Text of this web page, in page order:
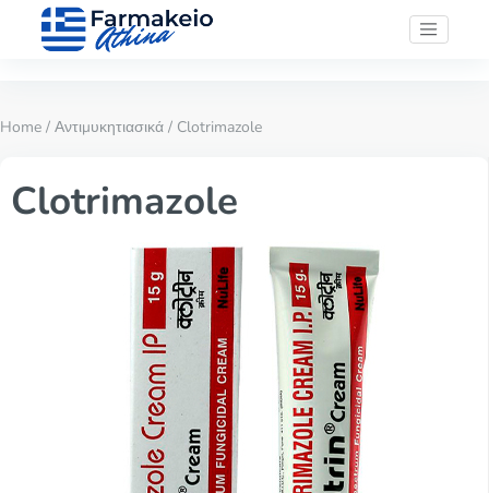
Home / Αντιμυκητιασικά / Clotrimazole
Clotrimazole